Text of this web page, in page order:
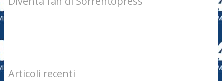
Articoli recenti